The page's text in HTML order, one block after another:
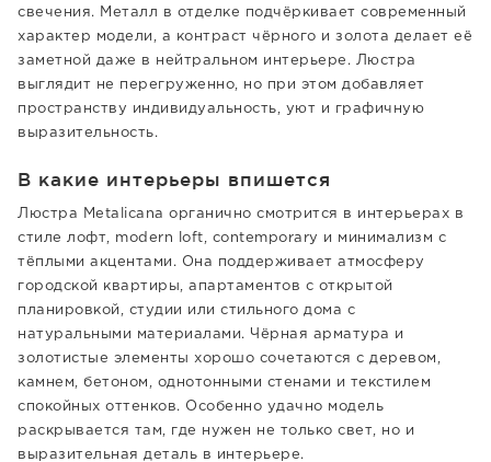
свечения. Металл в отделке подчёркивает современный
характер модели, а контраст чёрного и золота делает её
заметной даже в нейтральном интерьере. Люстра
выглядит не перегруженно, но при этом добавляет
пространству индивидуальность, уют и графичную
выразительность.
В какие интерьеры впишется
Люстра Metalicana органично смотрится в интерьерах в
стиле лофт, modern loft, contemporary и минимализм с
тёплыми акцентами. Она поддерживает атмосферу
городской квартиры, апартаментов с открытой
планировкой, студии или стильного дома с
натуральными материалами. Чёрная арматура и
золотистые элементы хорошо сочетаются с деревом,
камнем, бетоном, однотонными стенами и текстилем
спокойных оттенков. Особенно удачно модель
раскрывается там, где нужен не только свет, но и
выразительная деталь в интерьере.